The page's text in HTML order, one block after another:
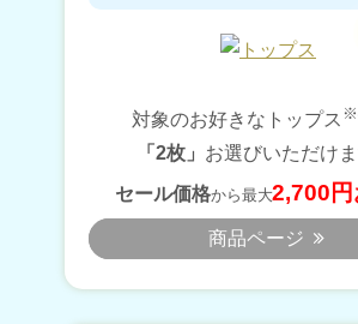
対象のお好きなトップス
「2枚」 お選びいただけ
セール価格から最大2,700円
商品ページ